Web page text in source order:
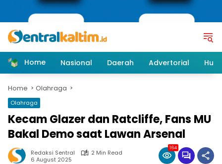
Home Nasional Daerah Advertorial
Home Olahraga
Olahraga
Kecam Glazer dan Ratcliffe, Fans MU
Bakal Demo saat Lawan Arsenal
Redaksi Sentral
2 Min Read
6 August 2025
164